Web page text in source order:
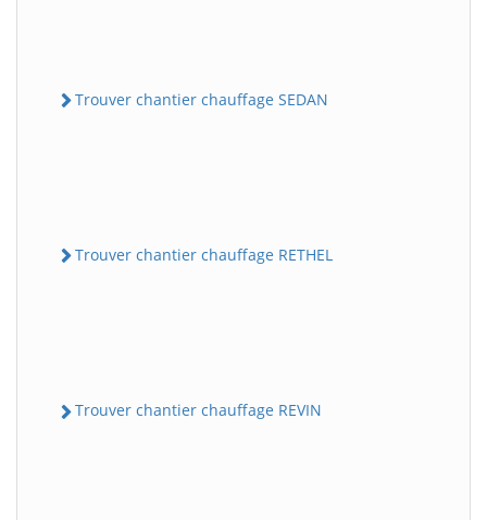
Trouver chantier chauffage SEDAN
Trouver chantier chauffage RETHEL
Trouver chantier chauffage REVIN